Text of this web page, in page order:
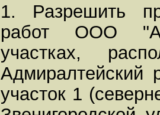
1. Разрешить
работ ООО
участках,
Адмиралтейский
участок 1